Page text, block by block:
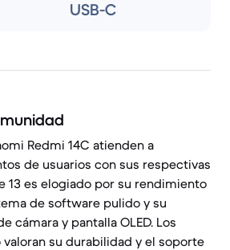
USB-C
Redmi 14C atienden a
de usuarios con sus respectivas
13 es elogiado por su rendimiento
de software pulido y su
cámara y pantalla OLED. Los
valoran su durabilidad y el soporte